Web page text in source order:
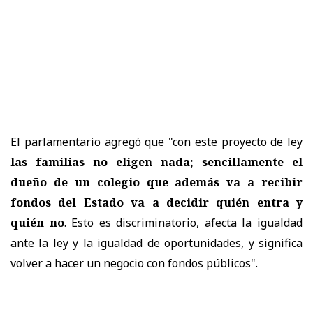
El parlamentario agregó que "con este proyecto de ley
las familias no eligen nada; sencillamente el
dueño de un colegio que además va a recibir
fondos del Estado va a decidir quién entra y
quién no. Esto es discriminatorio, afecta la igualdad
ante la ley y la igualdad de oportunidades, y significa
volver a hacer un negocio con fondos públicos".